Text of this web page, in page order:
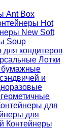
Ant Box
Hot
New Soft
Soup
для кондитеров
Лотки
бумажные
и
для
для
Контейнеры